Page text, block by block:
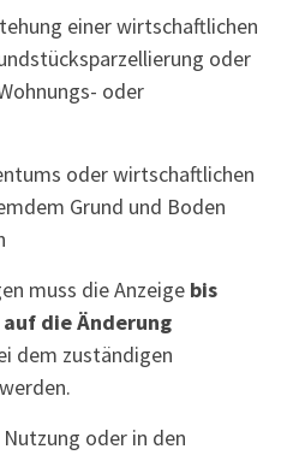
einer wirtschaftlichen
oder
oder
oder wirtschaftlichen
Grund und Boden
muss die Anzeige bis
die Änderung
dem zuständigen
oder in den